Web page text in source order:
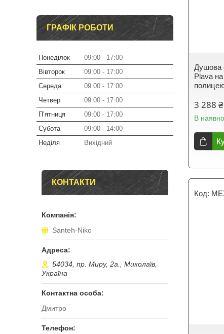
Душова
Plava
3 288 ₴
В
ГРАФІК РОБОТИ
Понеділок 09:00
17:00
Вівторок
09:00
17:00
Середа
09:00
17:00
Четвер
09:00
17:00
Пʼятниця
09:00
17:00
Субота
09:00
14:00
Неділя
Вихідний
КОНТАКТИ
Santeh-Niko
54034, пр. Миру, 2а., Миколаїв,
Україна
Дмитро